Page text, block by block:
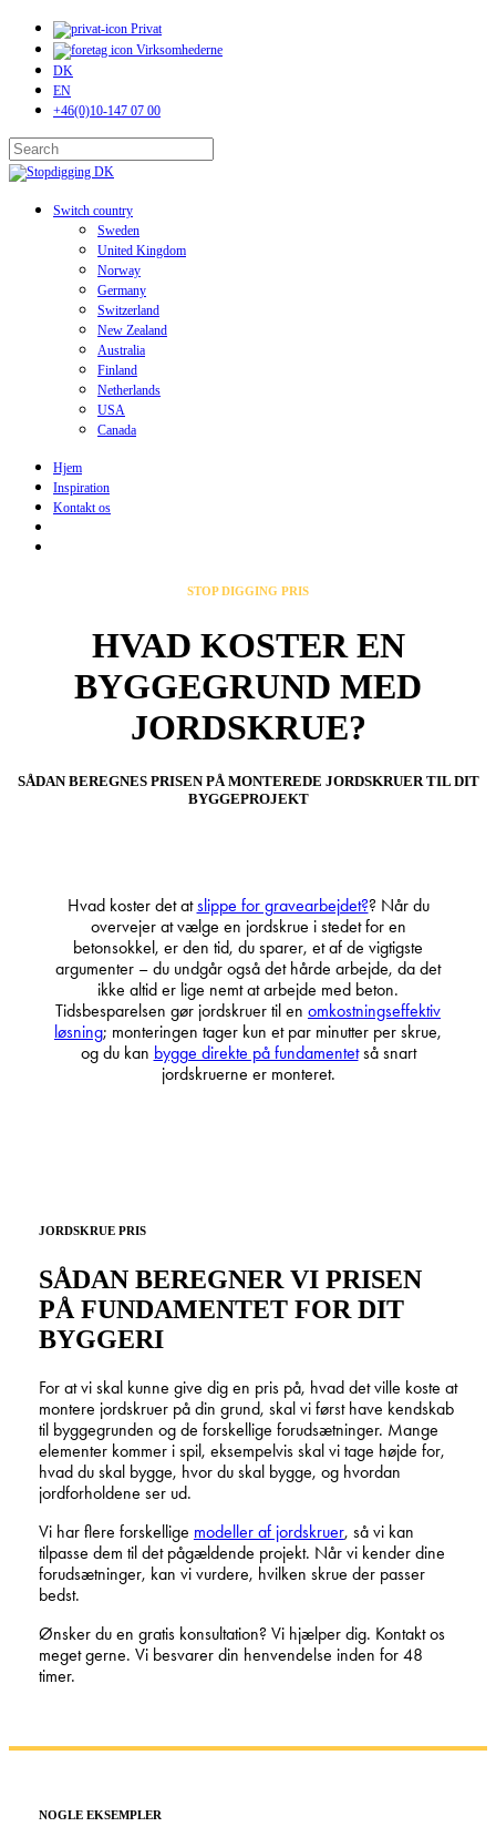
Skip
main
content
Privat
Virksomhederne
DK
EN
+46(0)10-147 07 00
Close
Search
search
Menu
Switch country
Sweden
United Kingdom
Norway
Germany
Switzerland
New Zealand
Australia
Finland
Netherlands
USA
Canada
Hjem
Inspiration
Kontakt os
STOP DIGGING PRIS
HVAD KOSTER EN
BYGGEGRUND MED
JORDSKRUE?
SÅDAN BEREGNES PRISEN PÅ MONTEREDE JORDSKRUER TIL DIT
BYGGEPROJEKT
Hvad koster det atslippe for gravearbejdet?? Når du
overvejer at vælge en jordskrue i stedet for en
betonsokkel, er den tid, du sparer, et af de vigtigste
argumenter – du undgår også det hårde arbejde, da det
ikke altid er lige nemt at arbejde med beton.
Tidsbesparelsen gør jordskruer til en omkostningseffektiv
løsning; monteringen tager kun et par minutter per skrue,
og du kan bygge direkte på fundamentetså snart
jordskruerne er monteret.
JORDSKRUE PRIS
SÅDAN BEREGNER VI PRISEN
PÅ FUNDAMENTET FOR DIT
BYGGERI
For at vi skal kunne give dig en pris på, hvad det ville koste at
montere jordskruer på din grund, skal vi først have kendskab
til byggegrunden og de forskellige forudsætninger. Mange
elementer kommer i spil, eksempelvis skal vi tage højde for,
hvad du skal bygge, hvor du skal bygge, og hvordan
jordforholdene ser ud.
Vi har flere forskellige modeller af jordskruer, så vi kan
tilpasse dem til det pågældende projekt. Når vi kender dine
forudsætninger, kan vi vurdere, hvilken skrue der passer
bedst.
Ønsker du en gratis konsultation? Vi hjælper dig. Kontakt os
meget gerne. Vi besvarer din henvendelse inden for 48
timer.
NOGLE EKSEMPLER